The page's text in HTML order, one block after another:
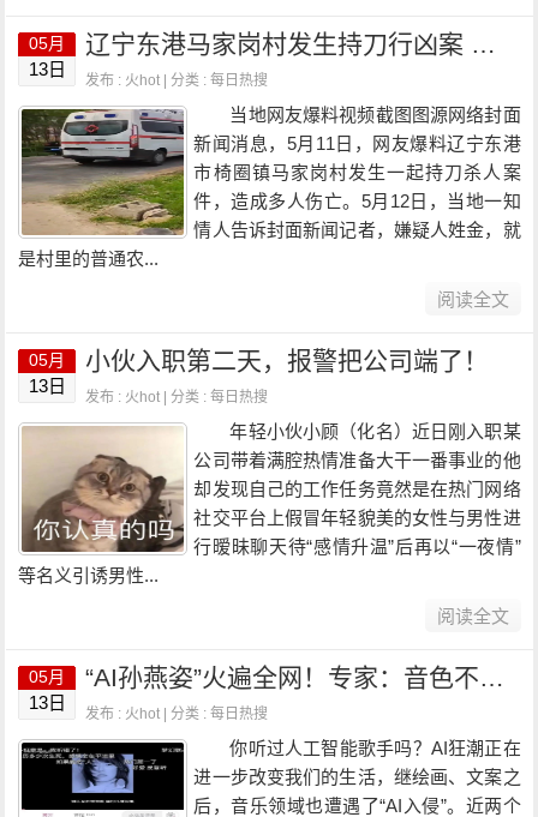
05月
13日
辽宁东港马家岗村发生持刀行凶案 知情人：至少五户人家受到伤害
发布 : 火hot | 分类 :每日热搜
当地网友爆料视频截图图源网络封面
新闻消息，5月11日，网友爆料辽宁东港
市椅圈镇马家岗村发生一起持刀杀人案
件，造成多人伤亡。5月12日，当地一知
情人告诉封面新闻记者，嫌疑人姓金，就
是村里的普通农...
阅读全文
05月
13日
小伙入职第二天，报警把公司端了！
发布 : 火hot | 分类 :每日热搜
年轻小伙小顾（化名）近日刚入职某
公司带着满腔热情准备大干一番事业的他
却发现自己的工作任务竟然是在热门网络
社交平台上假冒年轻貌美的女性与男性进
行暧昧聊天待“感情升温”后再以“一夜情”
等名义引诱男性...
阅读全文
05月
13日
“AI孙燕姿”火遍全网！专家：音色不受法律保护，但涉嫌多项侵权
发布 : 火hot | 分类 :每日热搜
你听过人工智能歌手吗？AI狂潮正在
进一步改变我们的生活，继绘画、文案之
后，音乐领域也遭遇了“AI入侵”。近两个